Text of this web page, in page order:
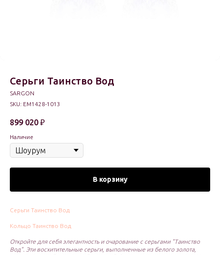
Серьги Таинство Вод
SARGON
SKU: EM1428-1013
899 020 ₽
Наличие
В корзину
Серьги Таинство Вод
Кольцо Таинство Вод
Откройте для себя элегантность и очарование с серьгами "Таинство
Вод". Эти восхитительные серьги, выполненные из белого золота,